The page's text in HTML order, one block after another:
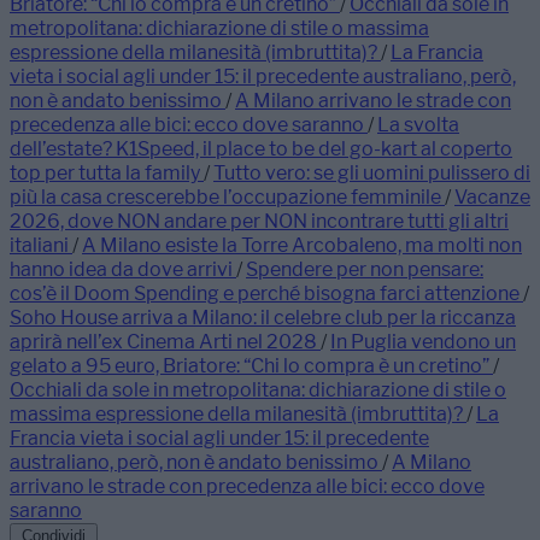
Briatore: “Chi lo compra è un cretino”/ Occhiali da sole in
metropolitana: dichiarazione di stile o massima
espressione della milanesità (imbruttita)?/ La Francia
vieta i social agli under 15: il precedente australiano, però,
non è andato benissimo / A Milano arrivano le strade con
precedenza alle bici: ecco dove saranno / La svolta
dell’estate? K1Speed, il place to be del go-kart al coperto
top per tutta la family/ Tutto vero: se gli uomini pulissero di
più la casa crescerebbe l’occupazione femminile/ Vacanze
2026, dove NON andare per NON incontrare tutti gli altri
italiani / A Milano esiste la Torre Arcobaleno, ma molti non
hanno idea da dove arrivi / Spendere per non pensare:
cos’è il Doom Spending e perché bisogna farci attenzione/
Soho House arriva a Milano: il celebre club per la riccanza
aprirà nell’ex Cinema Arti nel 2028 / In Puglia vendono un
gelato a 95 euro, Briatore: “Chi lo compra è un cretino”/
Occhiali da sole in metropolitana: dichiarazione di stile o
massima espressione della milanesità (imbruttita)?/ La
Francia vieta i social agli under 15: il precedente
australiano, però, non è andato benissimo / A Milano
arrivano le strade con precedenza alle bici: ecco dove
saranno
Condividi